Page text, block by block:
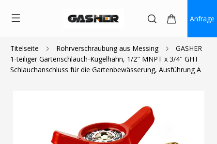
Anfrage
Titelseite Rohrverschraubung aus Messing
GASHER
1-teiliger Gartenschlauch-Kugelhahn, 1/2" MNPT x 3/4" GHT
Schlauchanschluss für die Gartenbewässerung, Ausführung A
$8.00